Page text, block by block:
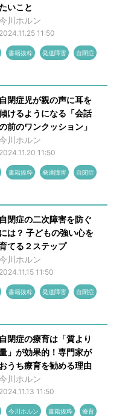
いこと
川ホルン
2024.11.25 11:50
書籍抜粋 発達障害 自閉症
自閉症児が親の声に耳を
けるようになる「会話
前のワンクッション」
川ホルン
2024.11.20 11:50
書籍抜粋 発達障害 自閉症
自閉症の二次障害を防ぐ
には？ 子どもの強い心を
てる２ステップ
川ホルン
2024.11.15 11:50
書籍抜粋 発達障害 自閉症
自閉症の療育は「質より
」が効果的！専門家が
おうち療育を勧める理由
川ホルン
2024.11.13 11:50
今川ホルン 書籍抜粋 療育